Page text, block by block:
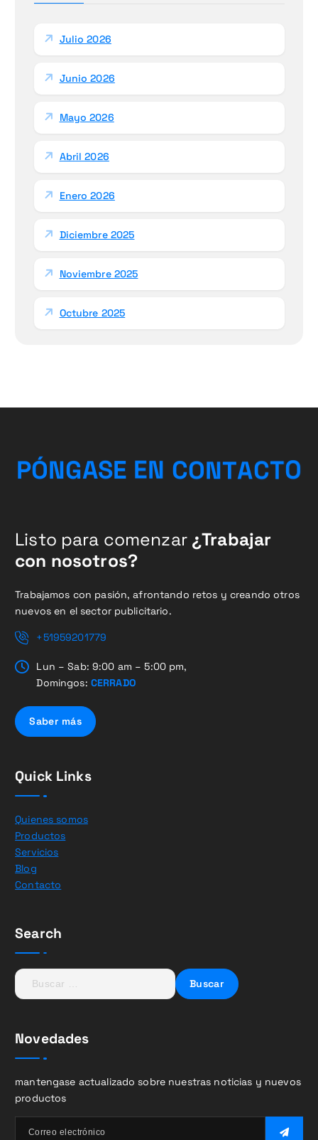
Julio 2026
Junio 2026
Mayo 2026
Abril 2026
Enero 2026
Diciembre 2025
Noviembre 2025
Octubre 2025
PÓNGASE EN CONTACTO
Listo para comenzar¿Trabajar
con nosotros?
Trabajamos con pasión, afrontando retos y creando otros
nuevos en el sector publicitario.
+51959201779
Lun – Sab: 9:00 am – 5:00 pm,
Domingos: CERRADO
Saber más
Quick Links
Quienes somos
Productos
Servicios
Blog
Contacto
Search
B
u
a
r
Novedades
mantengase actualizado sobre nuestras noticias y nuevos
productos